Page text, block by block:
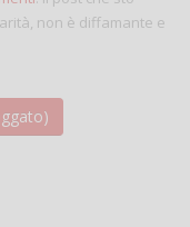
non è diffamante e